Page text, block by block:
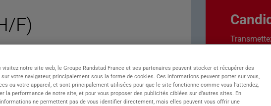
F)
de Kliff par Randstad, numéro 1 du travail
l'inclusion durable. Basée à Voiron, ville
alpins, notre agence est dédiée à votre
êtes en
intérim.
contacter
visitez notre site web, le Groupe Randstad France et ses partenaires peuvent stocker et récupérer des
votre navigateur, principalement sous la forme de cookies. Ces informations peuvent porter sur vous,
ou votre appareil, et sont principalement utilisées pour que le site fonctionne comme vous l’attendez,
la performance de notre site, et pour vous proposer des publicités ciblées sur d’autres sites. En
ne permettent pas de vous identifier directement, mais elles peuvent vous offrir une